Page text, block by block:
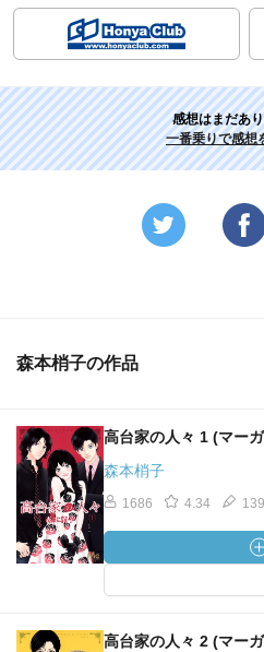
感想はまだあ
一番乗りで感想
森本梢子の作品
高台家の人々 1 (マー
森本梢子
1686 4.34 139
高台家の人々 2 (マー